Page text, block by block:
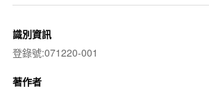
識別資訊
登錄號:071220-001
著作者